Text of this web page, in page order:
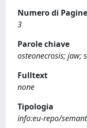
Numero di Pagine
3
Parole chiave
osteonecrosis; jaw;
Fulltext
none
Tipologia
info:eu-repo/